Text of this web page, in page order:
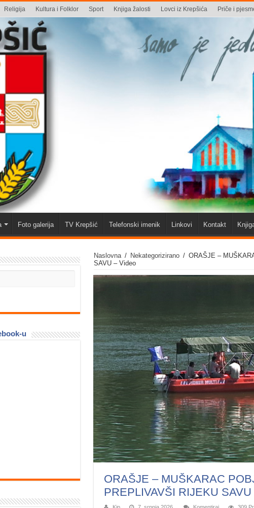
Religija Kultura i Folklor Sport Knjiga žalosti Lovci iz Krepšića Priče i
Foto galerija TV Krepšić Telefonski imenik Linkovi Kontakt
Naslovna / Nekategorizirano / ORAŠJE –
SAVU – Video
ORAŠJE – MUŠKARAC
PREPLIVAVŠI RIJEKU
u